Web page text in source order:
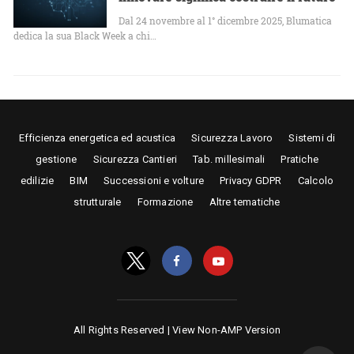
Dal 24 novembre al 1° dicembre 2025, Blumatica
dedica la sua Black Week a chi…
Efficienza energetica ed acustica Sicurezza Lavoro
Sistemi di
gestione
Sicurezza Cantieri Tab. millesimali
Pratiche
edilizie
BIM Successioni e volture Privacy GDPR
Calcolo
strutturale
Formazione Altre tematiche
All Rights Reserved |View Non-AMP Version